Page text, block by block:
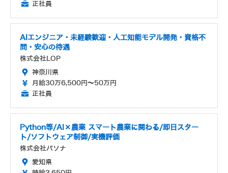
正社員
AIエンジニア・未経験歓迎・人工知能モデル開発・資格不
問・安心の待遇
株式会社LOP
神奈川県
月給30万6,500円～50万円
正社員
Python等/AI×農業 スマート農業に関わる/即日スター
ト/ソフトウェア制御/実機評価
株式会社パソナ
愛知県